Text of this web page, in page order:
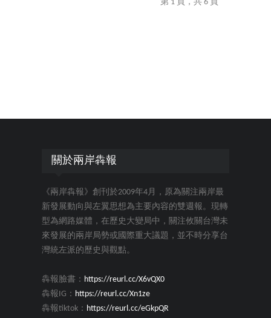
第 1 頁，共 6 頁
關於兩岸犇報
《兩岸犇報》創刊於2009年4月，原為關注兩岸最
新發展動向與左翼思想為主要內容的雙週報。現轉
型為網路媒體，在歷史大變局中，關注攸關台灣未
來發展的兩岸局勢或國際重大議題，並不時分享台
灣統左派的歷史與觀點。
犇報臉書： https://reurl.cc/X6vQX0
犇報IG： https://reurl.cc/Xn1ze
犇報tiktok： https://reurl.cc/eGkpQR